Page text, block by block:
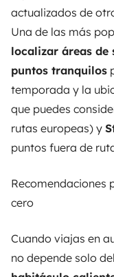
actualizados de
Una de las más
localizar áreas de
puntos tranquilos
temporada y la
que puedes
rutas europeas) y
puntos fuera de
Recomendaciones
cero
Cuando viajas en
no depende solo